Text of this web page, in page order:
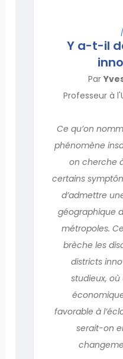
Y a-t-il
Par
Professeur à
Ce qu’on
phénomène
on cherche
certains
d’admettre
géographique
métropoles.
brèche les
districts
studieux,
favorable à
serait-on